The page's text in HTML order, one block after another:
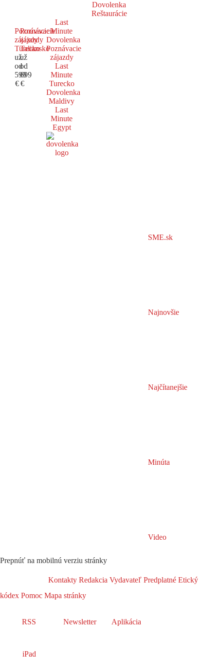
Dovolenka
Reštaurácie
Poznávacie
zájazdy
Turecko
už
od
599
€
Poznávacie
zájazdy
Taliansko
už
od
699
€
Last
Minute
Dovolenka
Poznávacie
zájazdy
Last
Minute
Turecko
Dovolenka
Maldivy
Last
Minute
Egypt
SME.sk
Najnovšie
Najčítanejšie
Minúta
Video
Prepnúť na mobilnú verziu stránky
Kontakty Redakcia Vydavateľ Predplatné Etický
kódex Pomoc Mapa stránky
RSS Newsletter Aplikácia
iPad